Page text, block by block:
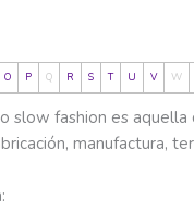
O P Q R S T U V W
slow fashion es
manufactura,